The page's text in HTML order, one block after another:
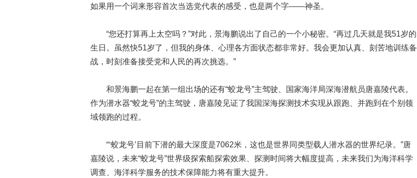
如果用一个词来形容首次当选党代表的感受，也是两个字——神圣。
“您还打算再上太空吗？”对此，景海鹏说出了自己的一个小秘密。“再过几天就是我51岁的
生日。虽然快51岁了，但我的身体、心理各方面状态都非常好。我会更加认真、刻苦地训练备
战，时刻准备接受党和人民的再次挑选。”
和景海鹏一起在第一组出场的还有“蛟龙号”主驾驶、国家海洋局深海潜航员唐嘉陵代表。
作为潜水器“蛟龙号”的主驾驶，唐嘉陵见证了我国深海探测技术实现从跟跑、并跑到在个别领
域领跑的过程。
“‘蛟龙号’目前下潜的最大深度是7062米，这也是世界同类型载人潜水器的世界纪录。”唐
嘉陵说，未来“蛟龙号”世界级探索船探索效果、探测时间将大幅度提高，未来我们为海洋科学
调查、海洋科学服务的技术保障能力将有重大提升。